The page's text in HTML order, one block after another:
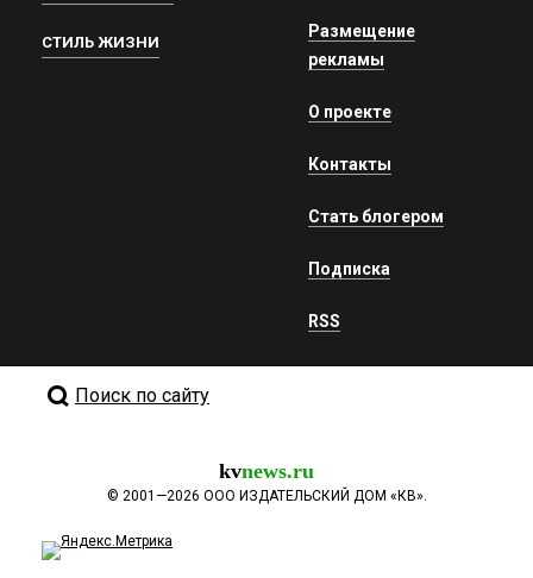
СТИЛЬ ЖИЗНИ
Размещение
рекламы
О проекте
Контакты
Стать блогером
Подписка
RSS
Поиск по сайту
kvnews.ru
© 2001—2026 ООО ИЗДАТЕЛЬСКИЙ ДОМ «КВ».